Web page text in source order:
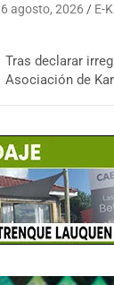
6 agosto, 2026 E-
Tras declarar
Asociación de